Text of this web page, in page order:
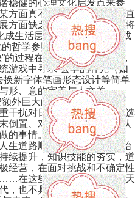
稳健的心理文化启发点来参
方面真不够圆融、待人过份直
方面缺乏足够的变通弹性；将
成生活层面促进自己改进和成
哲学参照借鉴”。
的过程在生活中的真实实施，
游戏中寻求“玄学的补完（如
换新字体笔画形态设计等简单
形、意的审美与人文关
外巨大的精力去重名折腾、
干扰对日常重大人生的自主选
置、对“姓名与命运”关系认
的事情。
生道路顺畅的“补缺方案”，始
续提升，知识技能的夯实，道
经营，在面对挑战和不确定性
在这些层面，没有一种后天
，也不具备决定作用，“改